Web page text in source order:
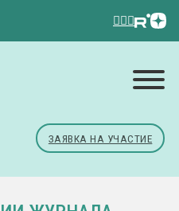
ЗАЯВКА НА УЧАСТИЕ